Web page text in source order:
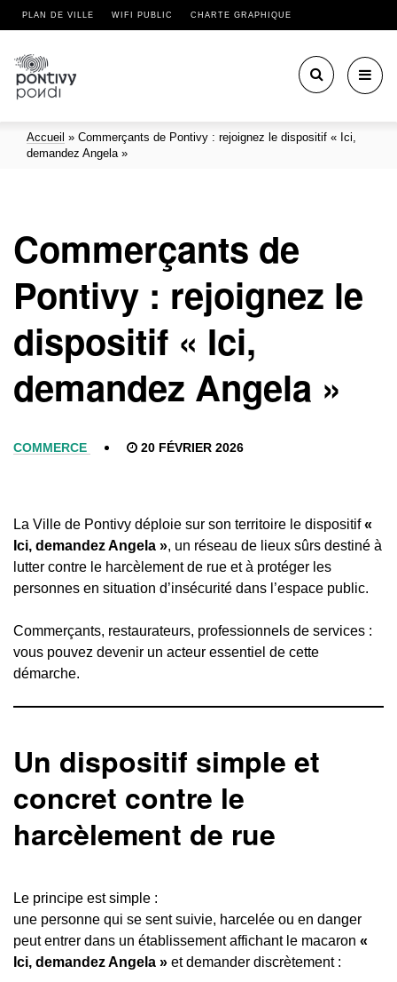
PLAN DE VILLE WIFI PUBLIC CHARTE GRAPHIQUE
Accueil » Commerçants de Pontivy : rejoignez le dispositif « Ici,
demandez Angela »
Commerçants de
Pontivy : rejoignez le
dispositif « Ici,
demandez Angela »
COMMERCE 20 FÉVRIER 2026
La Ville de Pontivy déploie sur son territoire le dispositif«
Ici, demandez Angela », un réseau de lieux sûrs destiné à
lutter contre le harcèlement de rue et à protéger les
personnes en situation d’insécurité dans l’espace public.
Commerçants, restaurateurs, professionnels de services :
vous pouvez devenir un acteur essentiel de cette
démarche.
Un dispositif simple et
concret contre le
harcèlement de rue
Le principe est simple :
une personne qui se sent suivie, harcelée ou en danger
peut entrer dans un établissement affichant le macaron «
Ici, demandez Angela » et demander discrètement :